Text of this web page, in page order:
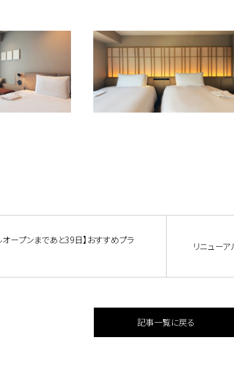
オープンまであと39日】おすすめプラ
リニュー
記事一覧に戻る